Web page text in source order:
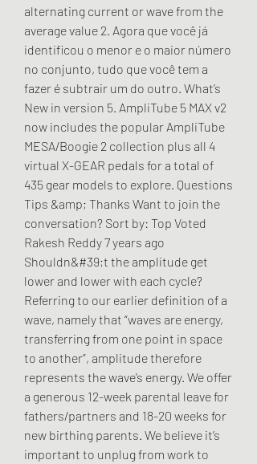
alternating current or wave from the
average value 2. Agora que você já
identificou o menor e o maior número
no conjunto, tudo que você tem a
fazer é subtrair um do outro. What’s
New in version 5. AmpliTube 5 MAX v2
now includes the popular AmpliTube
MESA/Boogie 2 collection plus all 4
virtual X-GEAR pedals for a total of
435 gear models to explore. Questions
Tips &amp; Thanks Want to join the
conversation? Sort by: Top Voted
Rakesh Reddy 7 years ago
Shouldn&#39;t the amplitude get
lower and lower with each cycle?
Referring to our earlier definition of a
wave, namely that “waves are energy,
transferring from one point in space
to another”, amplitude therefore
represents the wave’s energy. We offer
a generous 12-week parental leave for
fathers/partners and 18-20 weeks for
new birthing parents. We believe it’s
important to unplug from work to